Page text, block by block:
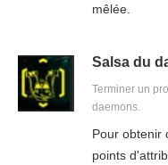
mêlée.
Salsa du
Terminer un
daemons.
Pour obtenir
points